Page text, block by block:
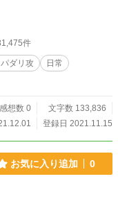
件
ダリ攻
日常
感想数 0
文字数 133,836
登録日 2021.11.15
お気に入り追加 0